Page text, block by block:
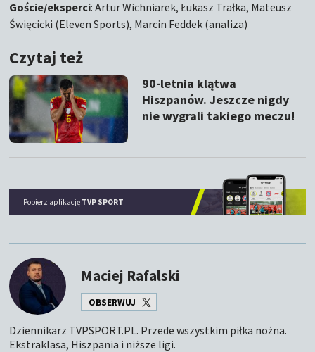
Goście/eksperci: Artur Wichniarek, Łukasz Trałka, Mateusz
Święcicki (Eleven Sports), Marcin Feddek (analiza)
Czytaj też
90-letnia klątwa
Hiszpanów. Jeszcze nigdy
nie wygrali takiego meczu!
Pobierz aplikację TVP SPORT
Maciej Rafalski
OBSERWUJ
Dziennikarz TVPSPORT.PL. Przede wszystkim piłka nożna.
Ekstraklasa, Hiszpania i niższe ligi.